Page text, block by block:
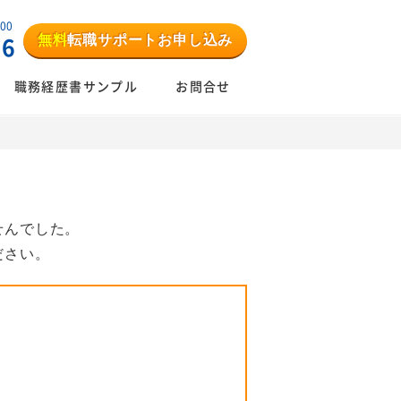
無料転職サポートお申し込み
職務経歴書サンプル お問合せ
でした。
い。